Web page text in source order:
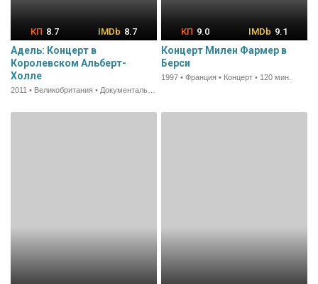
8.7 8.7
Адель: Концерт в
Королевском Альберт-
Холле
9.0 9.1
Концерт Милен Фармер в
Берси
1997 • Франция • Концерт • 120 мин.